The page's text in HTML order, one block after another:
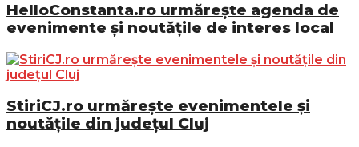
HelloConstanta.ro urmărește agenda de
evenimente și noutățile de interes local
StiriCJ.ro urmărește evenimentele și
noutățile din județul Cluj